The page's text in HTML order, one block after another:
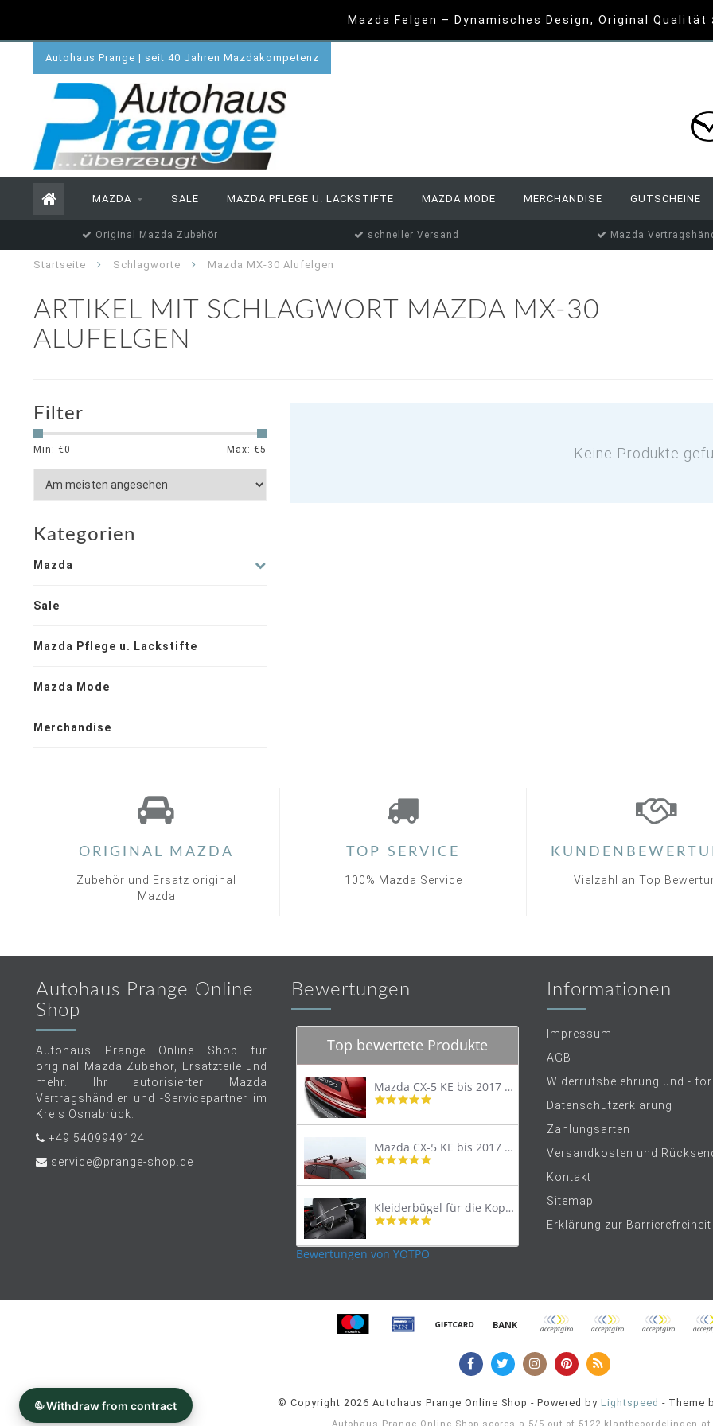
Mazda Felgen – Dynamisches Design, Original Qualität
Autohaus Prange | seit 40 Jahren Mazdakompetenz
MAZDA SALE MAZDA PFLEGE U. LACKSTIFTE MAZDA MODE MERCHANDISE GUTSCHEINE
Original Mazda Zubehör schneller Versand Mazda
Startseite Schlagworte Mazda MX-30 Alufelgen
ARTIKEL MIT SCHLAGWORT MAZDA MX-30
ALUFELGEN
Filter
Min: €0 Max: €5
Kategorien
Mazda
Sale
Mazda Pflege u. Lackstifte
Mazda Mode
Merchandise
Keine Produkte
ORIGINAL MAZDA
Zubehör und Ersatz original
Mazda
TOP SERVICE
100% Mazda Service Vielzahl an Top
Autohaus Prange Online
Shop
Autohaus Prange Online Shop für
original Mazda Zubehör, Ersatzteile und
mehr. Ihr autorisierter Mazda
Vertragshändler und -Servicepartner im
Kreis Osnabrück.
+49 5409949124
service@prange-shop.de
Bewertungen
Top bewertete Produkte
Mazda CX-5 KE bis 2017 Trittschutzleiste Edelstahl original
4.8
rating
Mazda CX-5 KE bis 2017 Lastenträger Dachträger
4.9
rating
Kleiderbügel für die Kopfstütze
4.9
rating
Bewertungen von YOTPO
Informationen
Impressum
AGB
Widerrufsbelehrung und -
Datenschutzerklärung
Zahlungsarten
Versandkosten und
Kontakt
Sitemap
Erklärung zur Barrierefreiheit
© Copyright 2026 Autohaus Prange Online Shop - Powered by Lightspeed - Theme
Autohaus Prange Online Shop scores a 5/ 5 out of 5122 klantbeoordelingen at